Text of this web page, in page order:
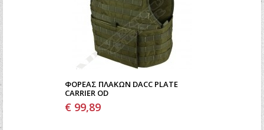
ΦΟΡΈΑΣ ΠΛΑΚΏΝ DACC PLATE
CARRIER OD
€ 99,89